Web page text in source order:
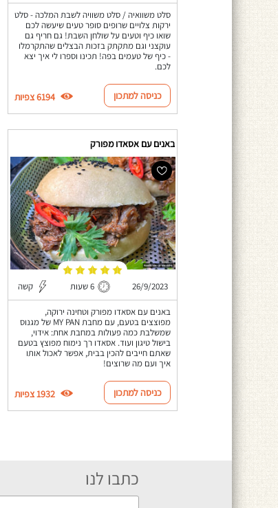
סלט משוואיה / סלט משוויה לשבת המלכה - סלט
ירקות צלויים שרופים סופר טעים שיעשה לכם
שואו כיף וטעים על שולחן השבת! גם חריף גם
עוקצני וגם מתקתק בזכות הבצלים שהתקרמלו
- כיף של טעמים בפה! תכינו וספרו לי איך יצא
לכם.
כניסה למתכון 6194 צפיות
באנים עם אסאדו מפורק
26/9/2023 6 שעות קשה
באנים עם אסאדו מפורק וטחינה ירוקה,
מפוצצים בטעם, עם מחבת MY PAN של מגנוס
שמשלבת כמה פעולות במחבת אחת: אידוי,
בישול טיגון ועוד. אסאדו רך נימוח מפוצץ בטעם
שאתם חייבים להכין בבית, אפשר לאכול אותו
איך ועם מה שרוצים!
כניסה למתכון 1932 צפיות
כתבו לנו